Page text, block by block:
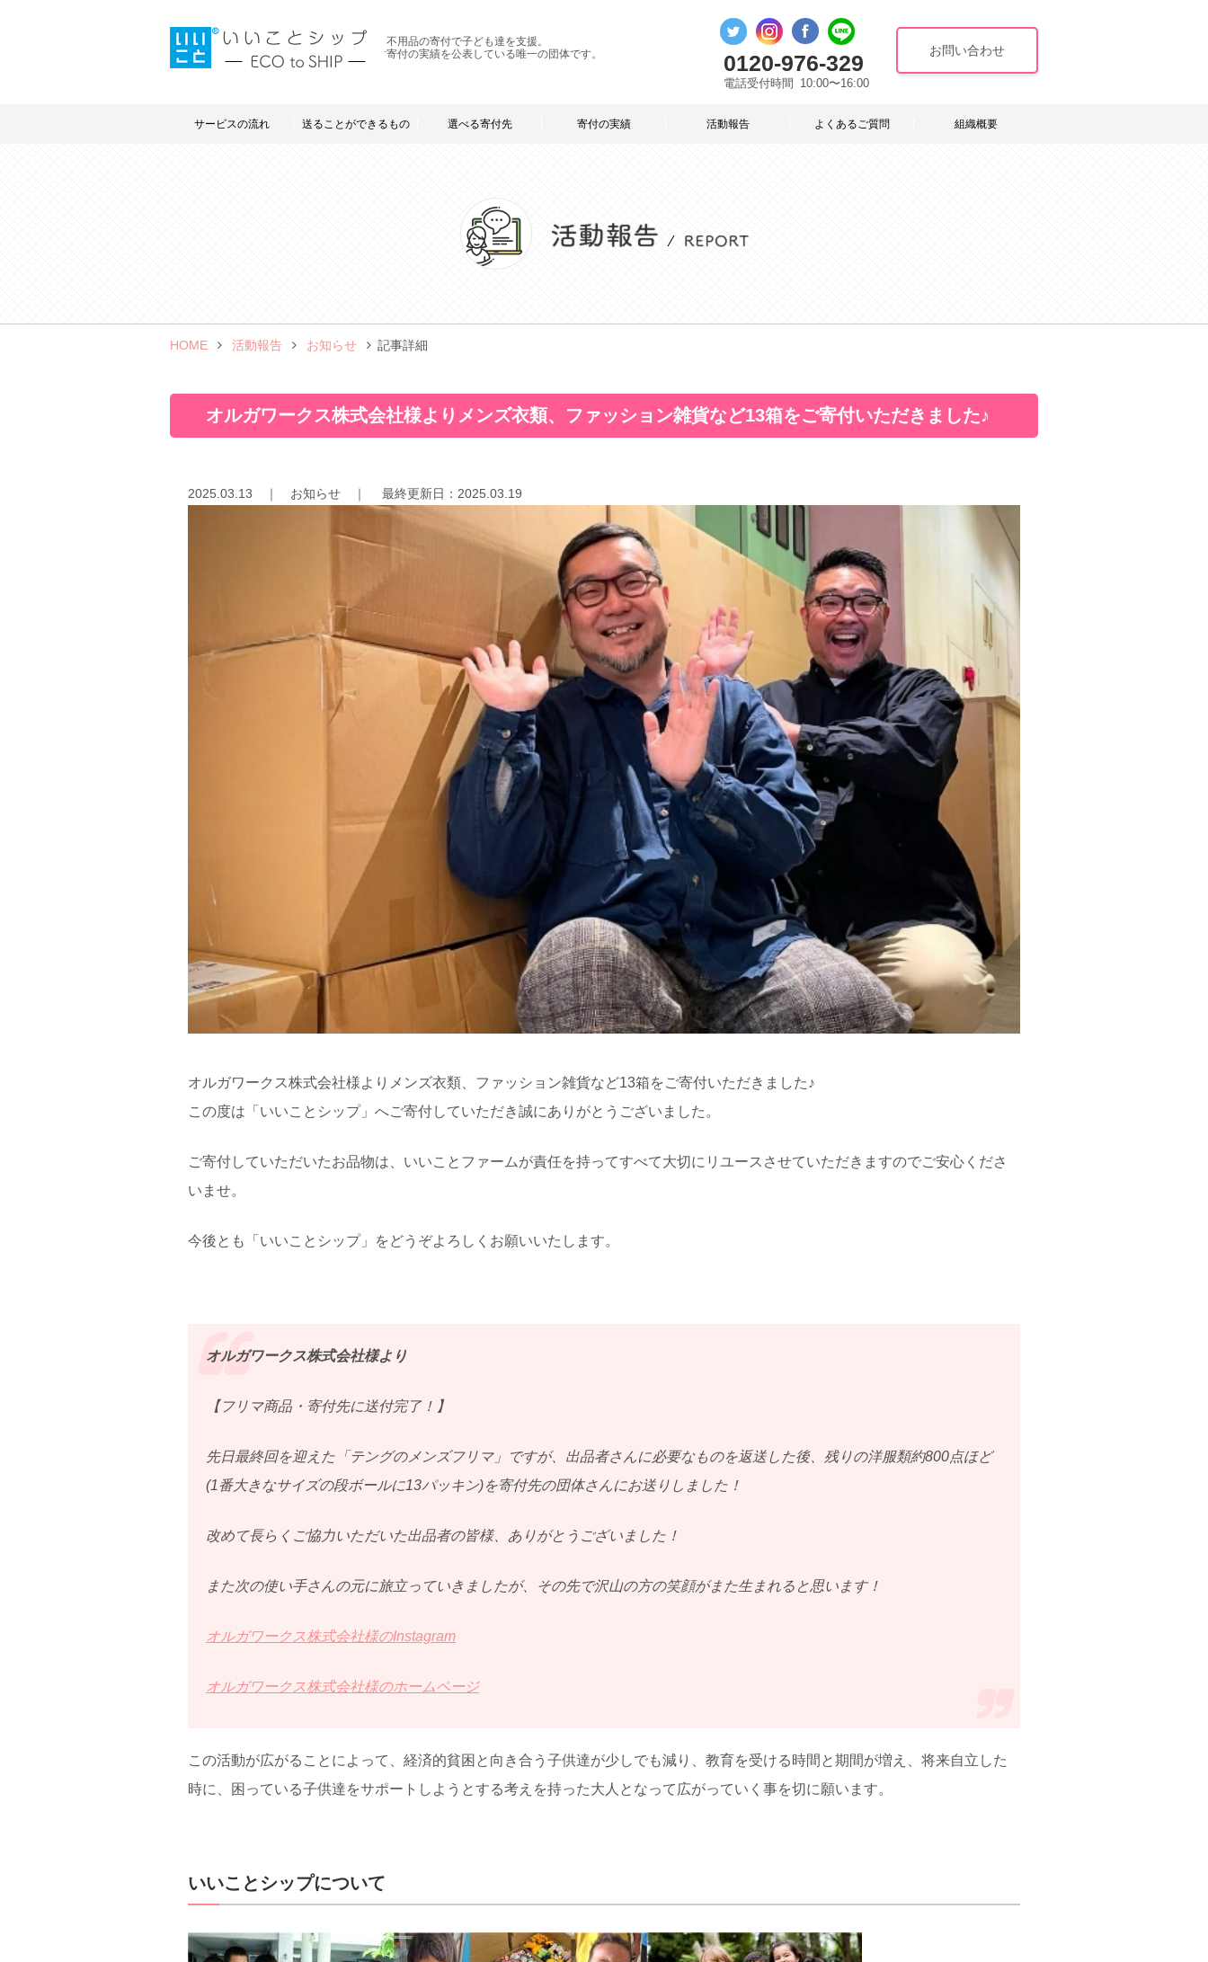
不用品の寄付で子ども達を支援。
寄付の実績を公表している唯一の団体です。
0120-976-329
電話受付時間 10:00〜16:00
お問い合わせ
サービスの流れ 送ることができるもの 選べる寄付先 寄付の実績 活動報告 よくあるご質問 組織概要
HOME 活動報告 お知らせ 記事詳細
オルガワークス株式会社様よりメンズ衣類、ファッション雑貨など13箱をご寄付いただきました♪
2025.03.13 ｜ お知らせ ｜ 最終更新日： 2025.03.19
オルガワークス株式会社様よりメンズ衣類、ファッション雑貨など13箱をご寄付いただきました♪
この度は「いいことシップ」へご寄付していただき誠にありがとうございました。
ご寄付していただいたお品物は、いいことファームが責任を持ってすべて大切にリユースさせていただきますのでご安心くださ
いませ。
今後とも「いいことシップ」をどうぞよろしくお願いいたします。
オルガワークス株式会社様より
【フリマ商品・寄付先に送付完了！】
先日最終回を迎えた「テングのメンズフリマ」ですが、出品者さんに必要なものを返送した後、残りの洋服類約800点ほど
(1番大きなサイズの段ボールに13パッキン)を寄付先の団体さんにお送りしました！
改めて長らくご協力いただいた出品者の皆様、ありがとうございました！
また次の使い手さんの元に旅立っていきましたが、その先で沢山の方の笑顔がまた生まれると思います！
オルガワークス株式会社様のInstagram
オルガワークス株式会社様のホームページ
この活動が広がることによって、経済的貧困と向き合う子供達が少しでも減り、教育を受ける時間と期間が増え、将来自立した
時に、困っている子供達をサポートしようとする考えを持った大人となって広がっていく事を切に願います。
いいことシップについて